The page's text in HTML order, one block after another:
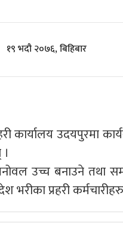
१९ भदौ २०७६, बिहिबार
कार्यालय उदयपुरमा
उच्च बनाउने तथा
भरीका प्रहरी